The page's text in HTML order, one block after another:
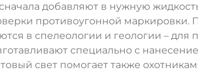
добавляют в нужную
противоугонной
в спелеологии и геологии – для
специально с
свет помогает также